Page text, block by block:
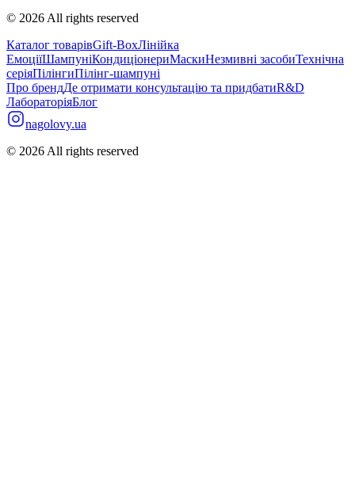
© 2026 All rights reserved
Каталог товарівGift-BoxЛінійка
ЕмоціїШампуніКондиціонериМаскиНезмивні засобиТехнічна
серіяПілінгиПілінг-шампуні
Про брендДе отримати консультацію та придбатиR&D
ЛабораторіяБлог
nagolovy.ua
© 2026 All rights reserved